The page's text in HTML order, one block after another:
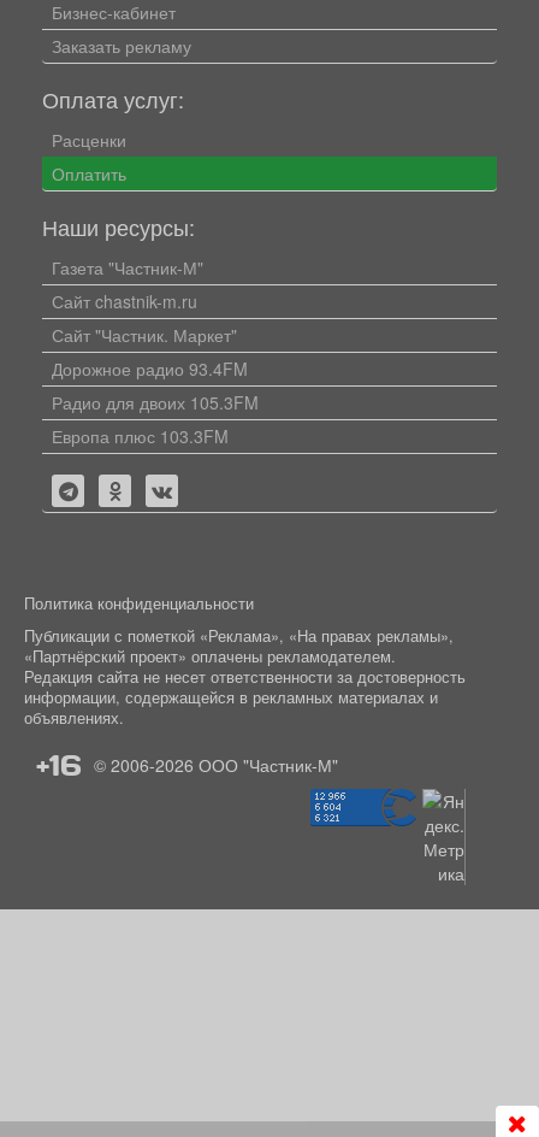
Бизнес-кабинет
Заказать рекламу
Оплата услуг:
Расценки
Оплатить
Наши ресурсы:
Газета "Частник-М"
Сайт chastnik-m.ru
Сайт "Частник. Маркет"
Дорожное радио 93.4FM
Радио для двоих 105.3FM
Европа плюс 103.3FM
Политика конфиденциальности
Публикации с пометкой «Реклама», «На правах рекламы»,
«Партнёрский проект» оплачены рекламодателем.
Редакция сайта не несет ответственности за достоверность
информации, содержащейся в рекламных материалах и
объявлениях.
+16 © 2006-2026 ООО "Частник-М"